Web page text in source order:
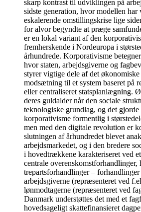
skarp kontrast til udviklingen på
sidste generation, hvor modellen
eskalerende omstillingskrise lige
for alvor begyndte at præge
er en lokal variant af den
fremherskende i Nordeuropa i
århundrede. Korporativisme
hvor staten, arbejdsgiverne og
styrer vigtige dele af det
modsætning til et system baseret på
eller centraliseret statsplanlægning.
deres guldalder når den sociale
teknologiske grundlag, og det
korporativisme formentlig i
men med den digitale revolution er
slutningen af århundredet blevet
arbejdsmarkedet, og i den bredere
i hovedtrækkene karakteriseret ved
centrale
trepartsforhandlinger – forhandlinger
arbejdsgiverne (repræsenteret ved
lønmodtagerne (repræsenteret ved
Danmark understøttes det med et
hovedsageligt skattefinansieret